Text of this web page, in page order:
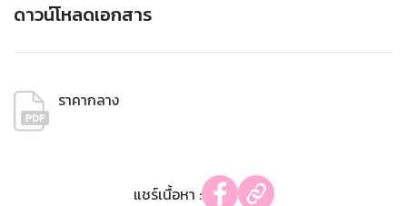
ดาวน์โหลดเอกสาร
ราคากลาง
แชร์เนื้อหา :